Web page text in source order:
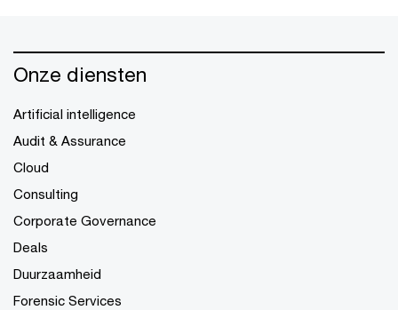
Onze diensten
Artificial intelligence
Audit & Assurance
Cloud
Consulting
Corporate Governance
Deals
Duurzaamheid
Forensic Services